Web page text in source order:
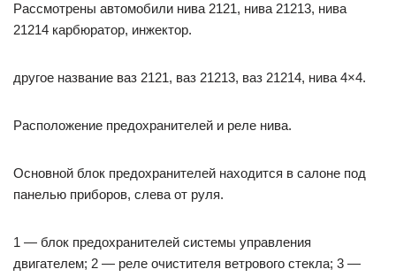
Рассмотрены автомобили нива 2121, нива 21213, нива
21214 карбюратор, инжектор.
другое название ваз 2121, ваз 21213, ваз 21214, нива 4×4.
Расположение предохранителей и реле нива.
Основной блок предохранителей находится в салоне под
панелью приборов, слева от руля.
1 — блок предохранителей системы управления
двигателем; 2 — реле очистителя ветро­вого стекла; 3 —